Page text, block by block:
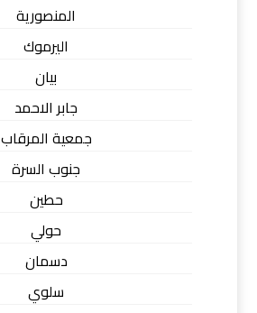
المنصورية
اليرموك
بيان
جابر الاحمد
جمعية المرقاب
جنوب السرة
حطين
حولي
دسمان
سلوي